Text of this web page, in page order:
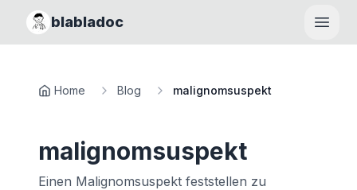
blabladoc
Home Blog malignomsuspekt
malignomsuspekt
Einen Malignomsuspekt feststellen zu